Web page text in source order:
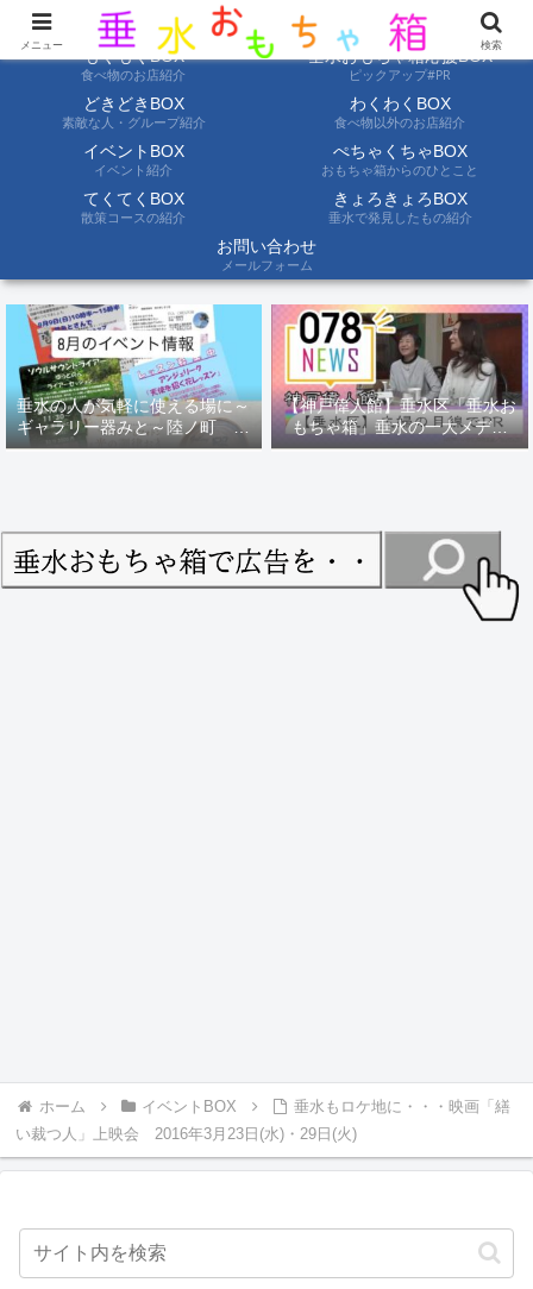
ようこそ垂水おもちゃ箱へ。垂水の情報を自分たちの目でみて聞いて伝えます
もぐもぐBOX
食べ物のお店紹介
垂水おもちゃ箱応援BOX
ピックアップ#PR
どきどきBOX
素敵な人・グループ紹介
わくわくBOX
食べ物以外のお店紹介
イベントBOX
イベント紹介
ぺちゃくちゃBOX
おもちゃ箱からのひとこと
てくてくBOX
散策コースの紹介
きょろきょろBOX
垂水で発見したもの紹介
お問い合わせ
メールフォーム
垂水の人が気軽に使える場に～
ギャラリー器みと～陸ノ町 ８
月のイベント情報
【神戸偉人館】垂水区「垂水お
もちゃ箱」垂水の一大メディ
ア！？｜神戸の魅力を凸インタ
ホーム イベントBOX
垂水もロケ地に・・・映画「繕
い裁つ人」上映会 2016年3月23日(水)・29日(火)
メニュー 検索